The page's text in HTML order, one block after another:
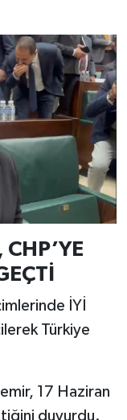
CHP’YE
İYİ
Türkiye
17 Haziran
duyurdu.